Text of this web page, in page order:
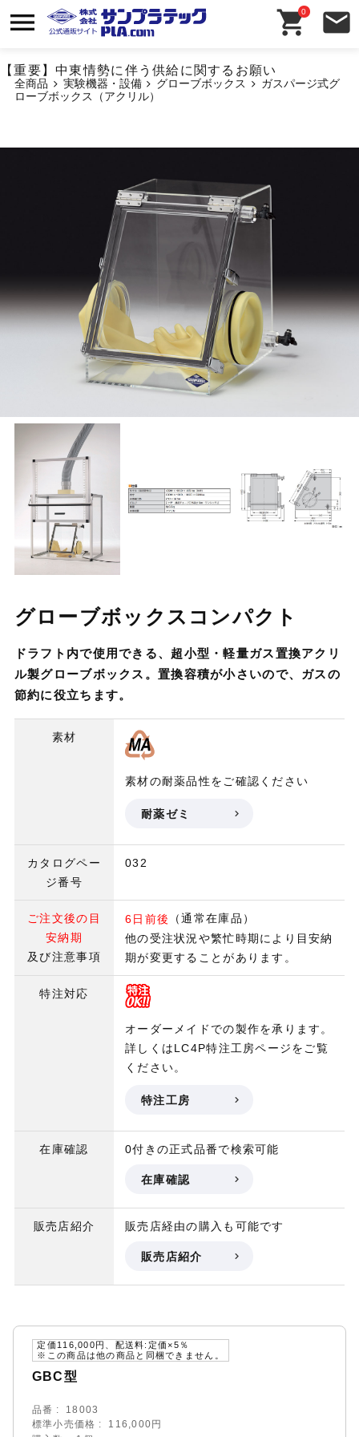
【重要】中東情勢に伴う供給に関するお願い
0
全商品 実験機器・設備 グローブボックス
ガスパージ式グ
ローブボックス（アクリル）
グローブボックスコンパクト
ドラフト内で使用できる、超小型・軽量ガス置換アクリ
ル製グローブボックス。置換容積が小さいので、ガスの
節約に役立ちます。
素材
素材の耐薬品性をご確認ください
耐薬ゼミ
カタログペー
ジ番号
032
ご注文後の目
安納期
及び注意事項
6日前後
（通常在庫品）
他の受注状況や繁忙時期により目安納
期が変更することがあります。
特注対応
オーダーメイドでの製作を承ります。
詳しくはLC4P特注工房ページをご覧
ください。
特注工房
在庫確認 0付きの正式品番で検索可能
在庫確認
販売店紹介 販売店経由の購入も可能です
販売店紹介
定価116,000円、配送料:定価×5％
※この商品は他の商品と同梱できません。
GBC型
品番
18003
標準小売価格
116,000円